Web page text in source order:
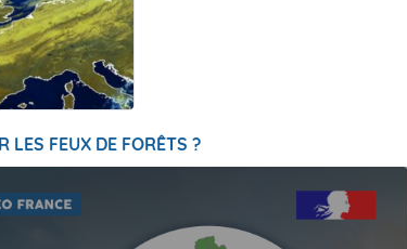
LES FEUX DE FORÊTS ?